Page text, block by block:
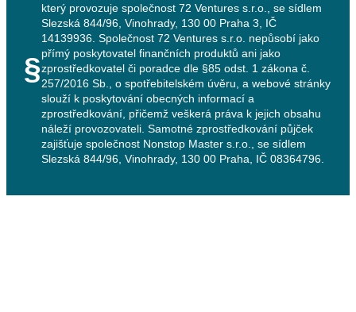
§
který provozuje společnost 72 Ventures s.r.o., se sídlem
Slezská 844/96, Vinohrady, 130 00 Praha 3, IČ
14139936. Společnost 72 Ventures s.r.o. nepůsobí jako
přímý poskytovatel finančních produktů ani jako
zprostředkovatel či poradce dle §85 odst. 1 zákona č.
257/2016 Sb., o spotřebitelském úvěru, a webové stránky
slouží k poskytování obecných informací a
zprostředkování, přičemž veškerá práva k jejich obsahu
náleží provozovateli. Samotné zprostředkování půjček
zajišťuje společnost Nonstop Master s.r.o., se sídlem
Slezská 844/96, Vinohrady, 130 00 Praha, IČ 08364796.